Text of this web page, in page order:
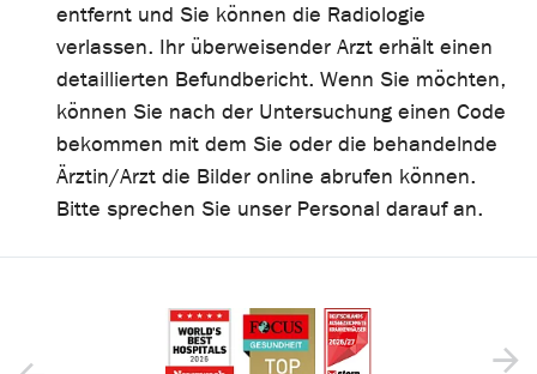
entfernt und Sie können die Radiologie
verlassen. Ihr überweisender Arzt erhält einen
detaillierten Befundbericht. Wenn Sie möchten,
können Sie nach der Untersuchung einen Code
bekommen mit dem Sie oder die behandelnde
Ärztin/Arzt die Bilder online abrufen können.
Bitte sprechen Sie unser Personal darauf an.